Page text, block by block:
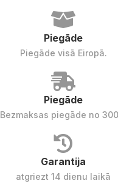
Piegāde
Piegāde visā Eiropā.
Piegāde
Bezmaksas piegāde no
Garantija
atgriezt 14 dienu laikā